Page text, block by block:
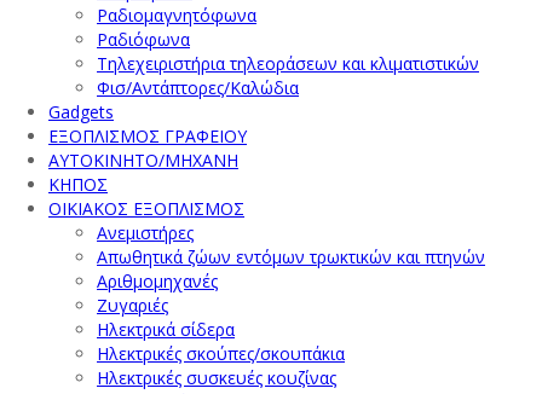
Ραδιομαγνητόφωνα
Ραδιόφωνα
Τηλεχειριστήρια τηλεοράσεων και κλιματιστικών
Φισ/Αντάπτορες/Καλώδια
Gadgets
ΕΞΟΠΛΙΣΜΟΣ ΓΡΑΦΕΙΟΥ
ΑΥΤΟΚΙΝΗΤΟ/ΜΗΧΑΝΗ
ΚΗΠΟΣ
ΟΙΚΙΑΚΟΣ ΕΞΟΠΛΙΣΜΟΣ
Ανεμιστήρες
Απωθητικά ζώων εντόμων τρωκτικών και πτηνών
Αριθμομηχανές
Ζυγαριές
Ηλεκτρικά σίδερα
Ηλεκτρικές σκούπες/σκουπάκια
Ηλεκτρικές συσκευές κουζίνας